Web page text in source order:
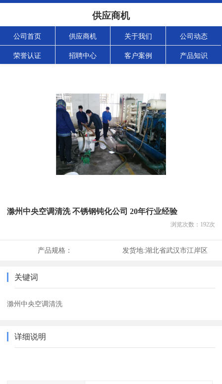
供应商机
公司首页 供应商机 关于我们 公司动态
荣誉认证 招聘中心 客户案例 产品知识
滁州中央空调清洗 不锈钢钝化公司 20年行业经验
浏览次数： 192次
产品规格： 发货地:湖北省武汉市江岸区
关键词
滁州中央空调清洗
详细说明